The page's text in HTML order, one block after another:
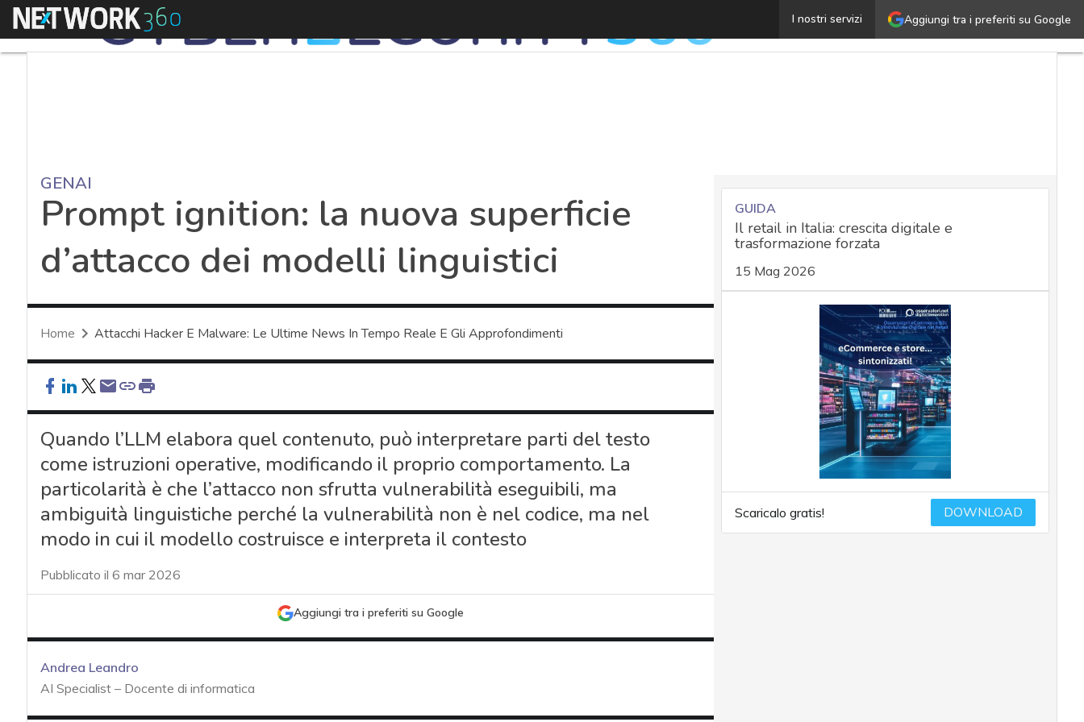
Aggiungi tra i preferiti su Google
I nostri servizi
Menu Prompt ignition: la nuova superficie d’attacco dei
GENAI
Prompt ignition: la nuova superficie
d’attacco dei modelli linguistici
Home Attacchi Hacker E Malware: Le Ultime News In Tempo Reale E Gli Approfondimenti
Quando l’LLM elabora quel contenuto, può interpretare parti del testo
come istruzioni operative, modificando il proprio comportamento. La
particolarità è che l’attacco non sfrutta vulnerabilità eseguibili, ma
ambiguità linguistiche perché la vulnerabilità non è nel codice, ma nel
modo in cui il modello costruisce e interpreta il contesto
Pubblicato il 6 mar 2026
Aggiungi tra i preferiti su Google
Andrea Leandro
AI Specialist – Docente di informatica
GUIDA
Il retail in Italia: crescita digitale e
trasformazione forzata
15 Mag 2026
Scaricalo gratis! DOWNLOAD